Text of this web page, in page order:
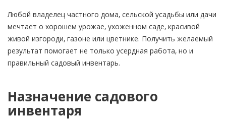
Любой владелец частного дома, сельской усадьбы или дачи
мечтает о хорошем урожае, ухоженном саде, красивой
живой изгороди, газоне или цветнике. Получить желаемый
результат помогает не только усердная работа, но и
правильный садовый инвентарь.
Назначение садового
инвентаря